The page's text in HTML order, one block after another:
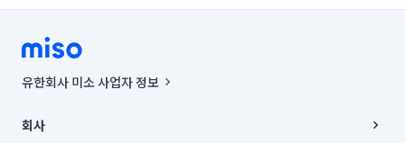
유한회사 미소 사업자 정보
00019 |
회사